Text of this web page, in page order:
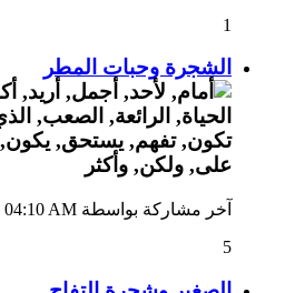
1
الشجرة وحبات المطر
آخر مشاركة بواسطة 04:10 AM
5